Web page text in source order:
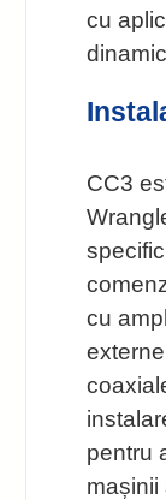
cu
CC3
cu
pentru
mașinii